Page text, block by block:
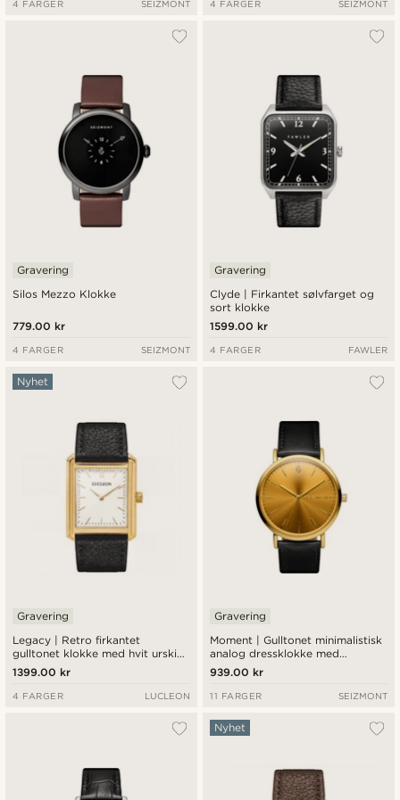
4 FARGER SEIZMONT 4 FARGER SEIZMONT
Silos Mezzo Klokke
Gravering
779.00 kr
4 FARGER SEIZMONT
Clyde | Firkantet sølvfarget og
sort klokke
Gravering
1599.00 kr
4 FARGER FAWLER
Legacy | Retro firkantet
gulltonet klokke med hvit urskive
og svart lærreim
Nyhet
Gravering
1399.00 kr
4 FARGER LUCLEON
Moment | Gulltonet minimalistisk
analog dressklokke med
kvartsurverk, sjampagnefarget
urskive og svart lærrem
Gravering
939.00 kr
11 FARGER SEIZMONT
Nyhet